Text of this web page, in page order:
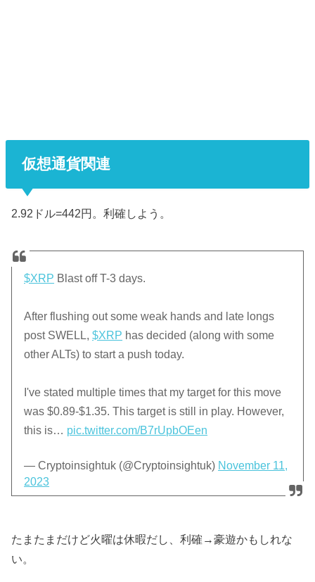
仮想通貨関連
2.92ドル=442円。利確しよう。
$XRP Blast off T-3 days.
After flushing out some weak hands and late longs
post SWELL,$XRP has decided (along with some
other ALTs) to start a push today.
I've stated multiple times that my target for this move
was $0.89-$1.35. This target is still in play. However,
this is… pic.twitter.com/B7rUpbOEen
— Cryptoinsightuk (@Cryptoinsightuk) November 11,
2023
たまたまだけど火曜は休暇だし、利確→豪遊かもしれな
い。